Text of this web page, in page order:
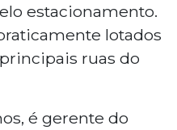
estacionamento.
lotados
ruas do
é gerente do